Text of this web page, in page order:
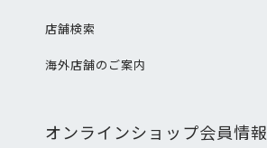
店舗検索
海外店舗のご案内
オンラインショップ会員情報